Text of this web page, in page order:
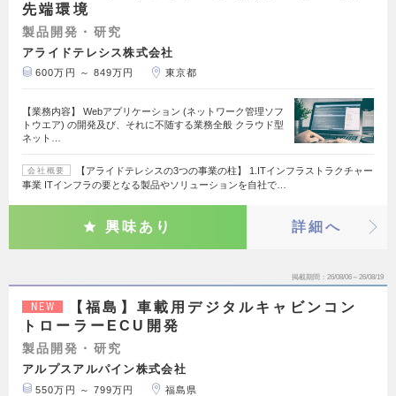
先端環境
製品開発・研究
アライドテレシス株式会社
600万円 ～ 849万円 東京都
【業務内容】 Webアプリケーション (ネットワーク管理ソフ
トウエア) の開発及び、それに不随する業務全般 クラウド型
ネット…
会社概要
【アライドテレシスの3つの事業の柱】 1.ITインフラストラクチャー
事業 ITインフラの要となる製品やソリューションを自社で…
興味あり 詳細へ
掲載期間 26/08/06～26/08/19
NEW
【福島】車載用デジタルキャビンコン
トローラーECU開発
製品開発・研究
アルプスアルパイン株式会社
550万円 ～ 799万円 福島県